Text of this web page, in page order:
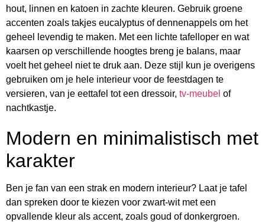
hout, linnen en katoen in zachte kleuren. Gebruik groene
accenten zoals takjes eucalyptus of dennenappels om het
geheel levendig te maken. Met een lichte tafelloper en wat
kaarsen op verschillende hoogtes breng je balans, maar
voelt het geheel niet te druk aan. Deze stijl kun je overigens
gebruiken om je hele interieur voor de feestdagen te
versieren, van je eettafel tot een dressoir, tv-meubel of
nachtkastje.
Modern en minimalistisch met
karakter
Ben je fan van een strak en modern interieur? Laat je tafel
dan spreken door te kiezen voor zwart-wit met een
opvallende kleur als accent, zoals goud of donkergroen.